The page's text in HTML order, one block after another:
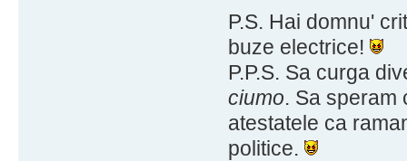
P.S. Hai domnu'
buze electrice!
P.P.S. Sa curga
ciumo. Sa speram
atestatele ca
politice.